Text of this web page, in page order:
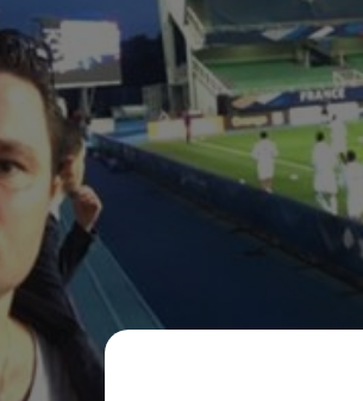
10h00 - 14h00
LE TICKET DE CAISSE